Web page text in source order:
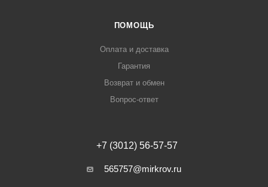
ПОМОЩЬ
Оплата и доставка
Гарантия
Возврат и обмен
Вопрос-ответ
+7 (3012) 56-57-57
565757@mirkrov.ru